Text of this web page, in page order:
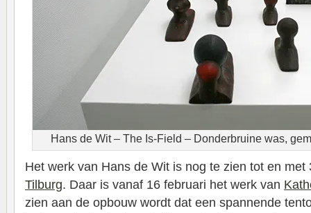
Hans de Wit – The Is-Field – Donderbruine was,
Het werk van Hans de Wit is nog te zien tot en
Tilburg. Daar is vanaf 16 februari het werk van
zien aan de opbouw wordt dat een spannende